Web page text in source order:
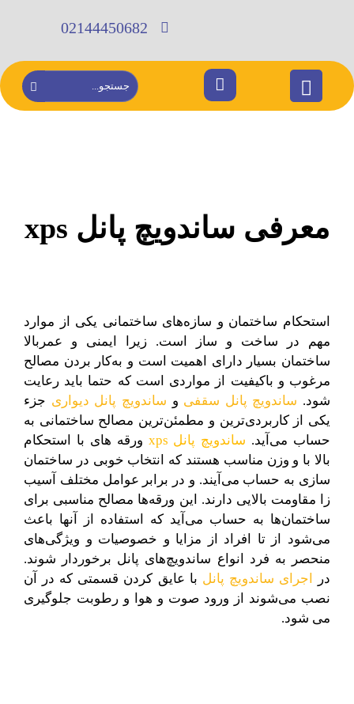
02144450682
معرفی ساندویچ پانل xps
استحکام ساختمان و سازه‌های ساختمانی یکی از موارد
مهم در ساخت و ساز است. زیرا ایمنی و عمربالا
ساختمان بسیار دارای اهمیت است و به‌کار بردن مصالح
مرغوب و باکیفیت از مواردی است که حتما باید رعایت
شود. ساندویچ پانل سقفی و ساندویچ پانل دیواری جزء
یکی از کاربردی‌ترین و مطمئن‌ترین مصالح ساختمانی به
حساب می‌آید. ساندویچ پانل xps
ورقه های با استحکام
بالا با و وزن مناسب هستند که انتخاب خوبی در ساختمان
سازی به حساب می‌آیند. و در برابر عوامل مختلف آسیب
زا مقاومت بالایی دارند. این ورقه‌ها مصالح مناسبی برای
ساختمان‌ها به حساب می‌آید که استفاده از آنها باعث
می‌شود از تا افراد از مزایا و خصوصیات و ویژگی‌های
منحصر به فرد انواع ساندویچ‌های پانل برخوردار شوند.
در
اجرای ساندویچ پانل با عایق کردن قسمتی که در آن
نصب می‌شوند از ورود صوت و هوا و رطوبت جلوگیری
می‌ شود.